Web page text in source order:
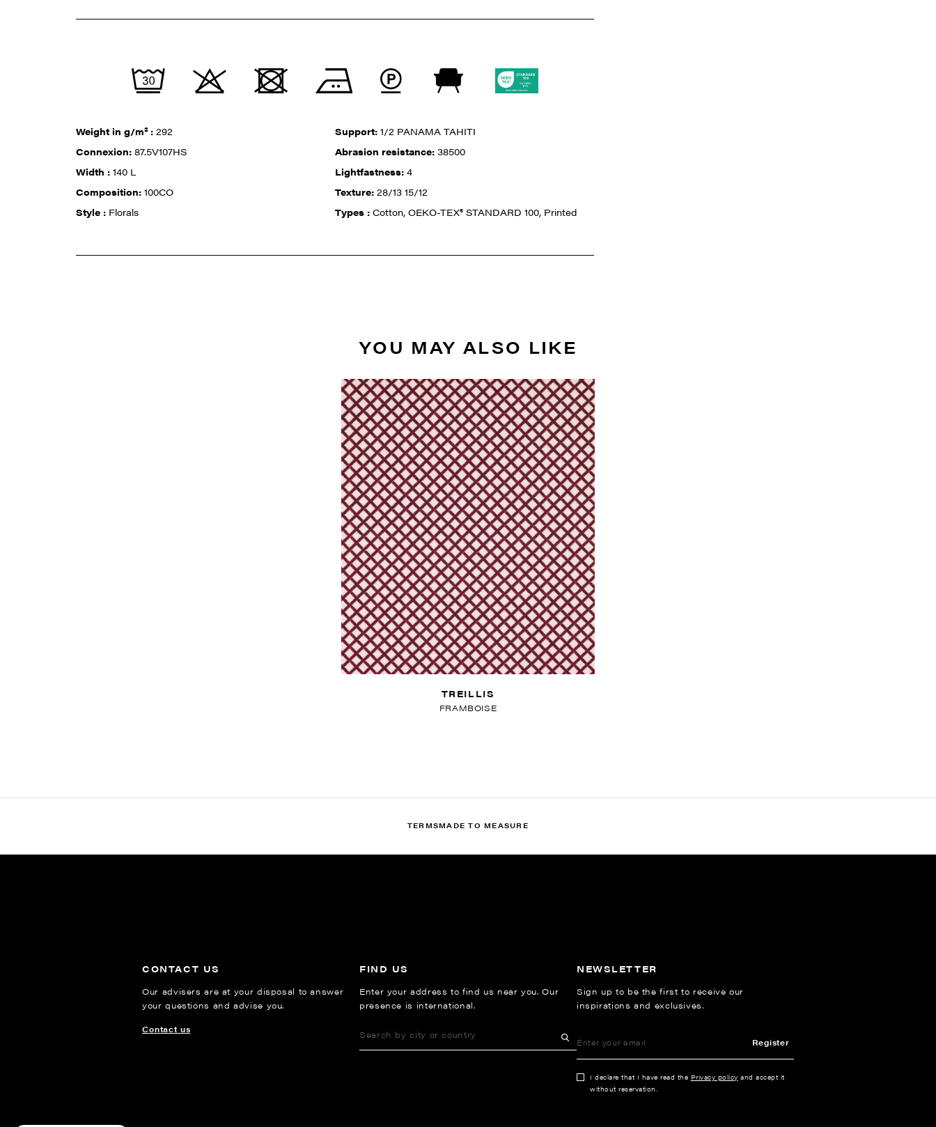
Weight in g/m² :292 Support:1/2 PANAMA TAHITI
Connexion:87.5V107HS Abrasion resistance:38500
Width :140 L Lightfastness:4
Composition:100CO Texture:28/13 15/12
Style : Florals Types :Cotton, OEKO-TEX® STANDARD 100, Printed
YOU MAY ALSO LIKE
TREILLIS
FRAMBOISE
TERMSMADE TO MEASURE
CONTACT US
Our advisers are at your disposal to answer
your questions and advise you.
Contact us
FIND US
Enter your address to find us near you. Our
presence is international.
NEWSLETTER
Sign up to be the first to receive our
inspirations and exclusives.
Register
I declare that I have read the Privacy policy and accept it
without reservation.